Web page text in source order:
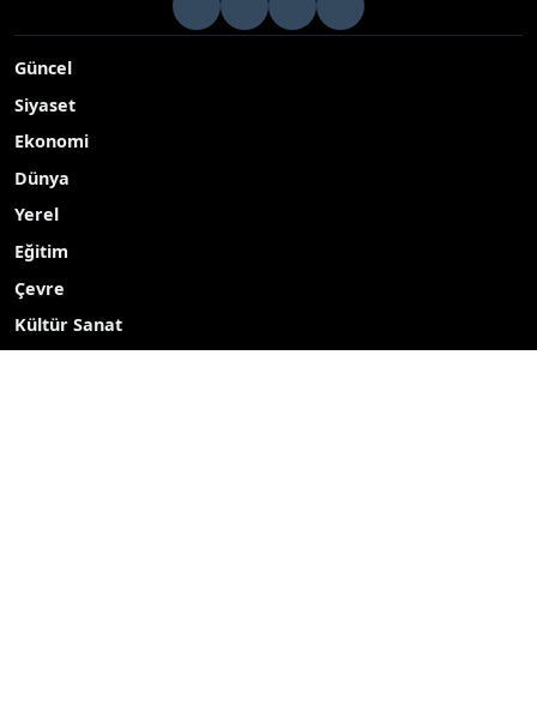
Güncel
Siyaset
Ekonomi
Dünya
Yerel
Eğitim
Çevre
Kültür Sanat